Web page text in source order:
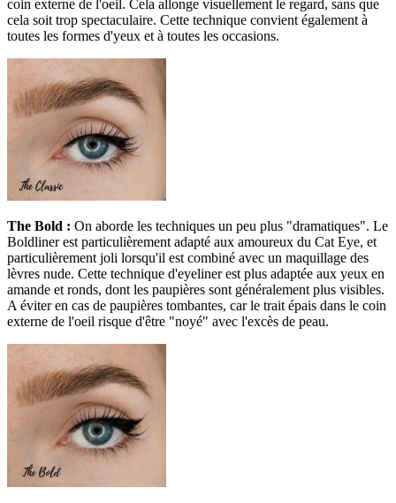
coin externe de l'oeil. Cela allonge visuellement le regard, sans que
cela soit trop spectaculaire. Cette technique convient également à
toutes les formes d'yeux et à toutes les occasions.
The Bold : On aborde les techniques un peu plus "dramatiques". Le
Boldliner est particulièrement adapté aux amoureux du Cat Eye, et
particulièrement joli lorsqu'il est combiné avec un maquillage des
lèvres nude. Cette technique d'eyeliner est plus adaptée aux yeux en
amande et ronds, dont les paupières sont généralement plus visibles.
A éviter en cas de paupières tombantes, car le trait épais dans le coin
externe de l'oeil risque d'être "noyé" avec l'excès de peau.